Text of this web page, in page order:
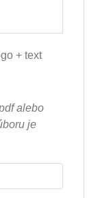
+ text
alebo
je